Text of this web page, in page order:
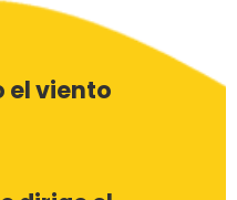
el viento